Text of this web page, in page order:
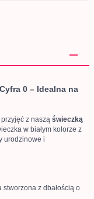
0 – Idealna na
z naszą świeczką
w białym kolorze z
urodzinowe i
stworzona z dbałością o